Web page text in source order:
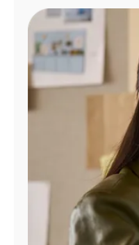
Administrar
cuenta
Encuentra
tienda